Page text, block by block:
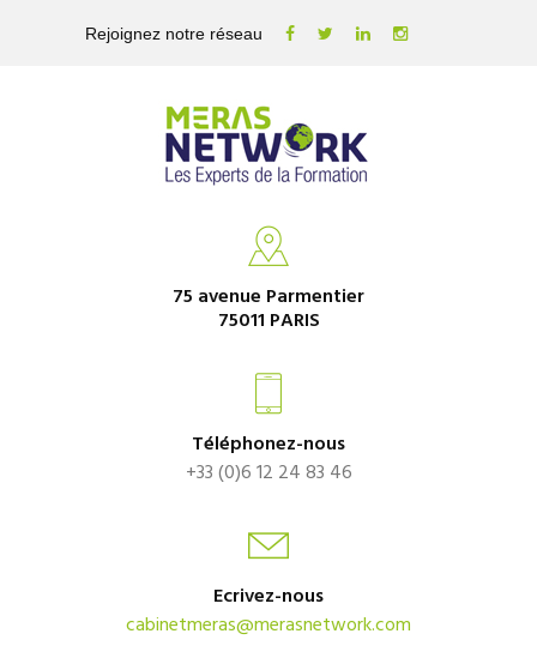
Rejoignez notre réseau
75 avenue Parmentier
75011 PARIS
Téléphonez-nous
+33 (0)6 12 24 83 46
Ecrivez-nous
cabinetmeras@merasnetwork.com